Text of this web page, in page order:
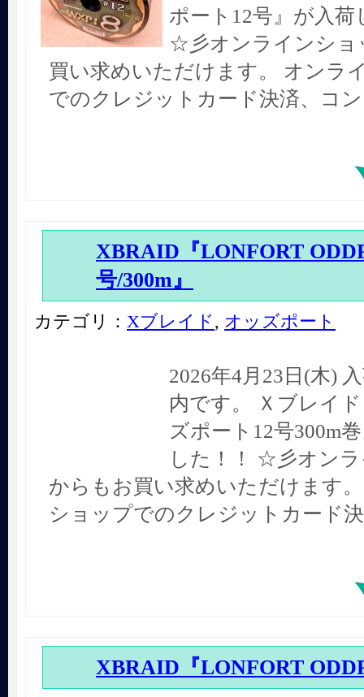
ポート12号』が入荷
☆彡オンラインショ
買い求めいただけます。 オンラ
でのクレジットカード決済、コ
XBRAID『LONFORT
号/300m』
カテゴリ： Xブレイド , オッズポート
2026年4月23日(木)
内です。 Ｘブレイ
ズポート12号300m
した！！ ☆彡オン
からもお買い求めいただけます
ショップでのクレジットカード
XBRAID『LONFORT